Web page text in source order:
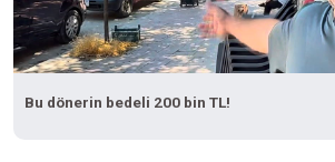
Bu dönerin bedeli 200 bin TL!